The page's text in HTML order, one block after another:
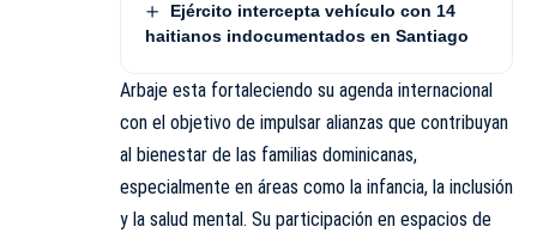
Ejército intercepta vehículo con 14
haitianos indocumentados en Santiago
Arbaje esta fortaleciendo su agenda internacional
con el objetivo de impulsar alianzas que contribuyan
al bienestar de las familias dominicanas,
especialmente en áreas como la infancia, la inclusión
y la salud mental. Su participación en espacios de